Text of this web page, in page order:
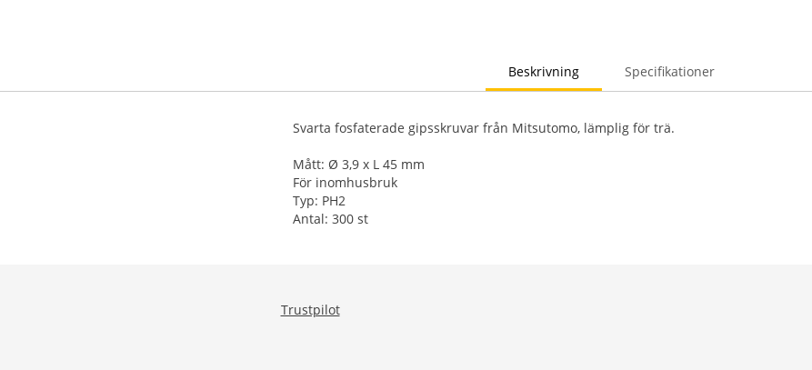
Beskrivning Specifikationer
Svarta fosfaterade gipsskruvar från Mitsutomo, lämplig för trä.
Mått: Ø 3,9 x L 45 mm
För inomhusbruk
Typ: PH2
Antal: 300 st
Trustpilot